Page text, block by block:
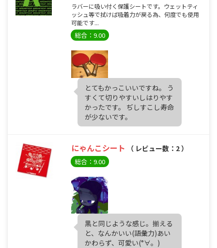
ラバーに吸い付く保護シートです。ウェットティ
ッシュ等で拭けば吸着力が戻る為、何度でも使用
可能です...
総合：9.00
とてもかっこいいですね。 う
すくて切りやすいしはりやす
かったです。 ぢしすこし寿命
が少ないです。
にゃんこシート （ レビュー数：2 ）
総合：9.00
黒と同じような感じ。揃える
と、なんかいい(語彙力)あい
かわらず、可愛い(°∀。)